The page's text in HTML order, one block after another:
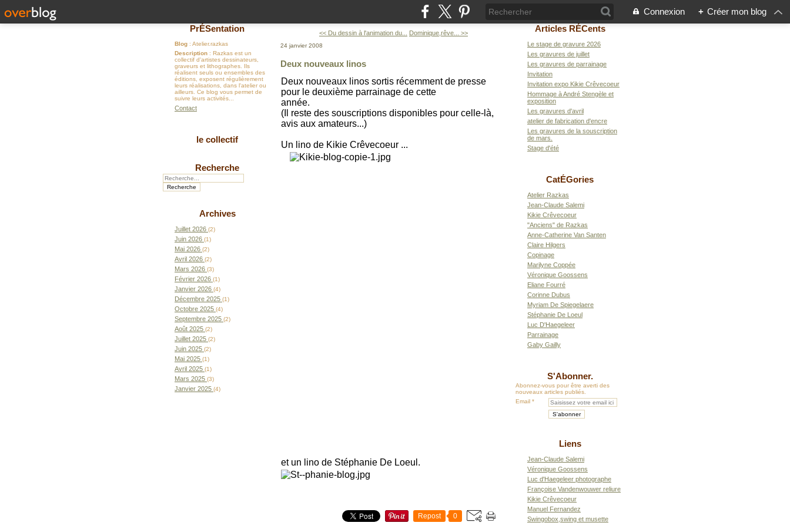
Connexion + Créer mon blog
PrÉSentation
Blog : Atelier.razkas
Description : Razkas est un
collectif d'artistes dessinateurs,
graveurs et lithographes. Ils
réalisent seuls ou ensembles des
éditions, exposent régulièrement
leurs réalisations, dans l'atelier ou
ailleurs. Ce blog vous permet de
suivre leurs activités...
Contact
le collectif
Recherche
Archives
Juillet 2026 (2)
Juin 2026 (1)
Mai 2026 (2)
Avril 2026 (2)
Mars 2026 (3)
Février 2026 (1)
Janvier 2026 (4)
Décembre 2025 (1)
Octobre 2025 (4)
Septembre 2025 (2)
Août 2025 (2)
Juillet 2025 (2)
Juin 2025 (2)
Mai 2025 (1)
Avril 2025 (1)
Mars 2025 (3)
Janvier 2025 (4)
<< Du dessin à l'animation du... Dominique,rêve... >>
24 janvier 2008
Deux nouveaux linos
Deux nouveaux linos sortis récemment de presse
pour le deuxième parrainage de cette
année.
(Il reste des souscriptions disponibles pour celle-là,
avis aux amateurs...)
Un lino de Kikie Crêvecoeur ...
et un lino de Stéphanie De Loeul.
Repost 0
Articles RÉCents
Le stage de gravure 2026
Les gravures de juillet
Les gravures de parrainage
Invitation
Invitation expo Kikie Crêvecoeur
Hommage à André Stengèle et
exposition
Les gravures d'avril
atelier de fabrication d'encre
Les gravures de la souscription
de mars.
Stage d'été
CatÉGories
Atelier Razkas
Jean-Claude Salemi
Kikie Crêvecoeur
"Anciens" de Razkas
Anne-Catherine Van Santen
Claire Hilgers
Copinage
Marilyne Coppée
Véronique Goossens
Eliane Fourré
Corinne Dubus
Myriam De Spiegelaere
Stéphanie De Loeul
Luc D'Haegeleer
Parrainage
Gaby Gailly
S'Abonner.
Abonnez-vous pour être averti des
nouveaux articles publiés.
Email
Liens
Jean-Claude Salemi
Véronique Goossens
Luc d'Haegeleer photographe
Françoise Vandenwouwer reliure
Kikie Crêvecoeur
Manuel Fernandez
Swingobox,swing et musette